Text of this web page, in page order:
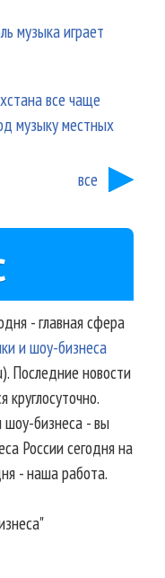
музыка играет
все чаще
музыку местных
все
- главная сфера
и шоу-бизнеса
Последние новости
шоу-бизнеса - вы
России сегодня на
- наша работа.